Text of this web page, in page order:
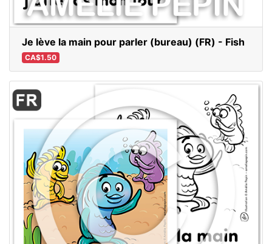
Je lève la main pour parler (bureau) (FR) - Fish
CA$1.50